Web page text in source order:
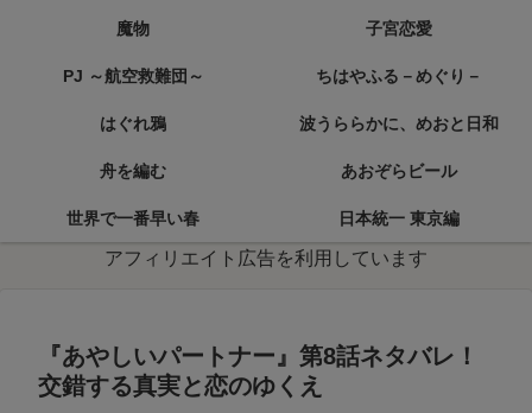
魔物 子宮恋愛
PJ ～航空救難団～ ちはやふる－めぐり－
はぐれ鴉 波うららかに、めおと日和
舟を編む あおぞらビール
世界で一番早い春 日本統一 東京編
アフィリエイト広告を利用しています
『あやしいパートナー』第8話ネタバレ！
交錯する真実と恋のゆくえ